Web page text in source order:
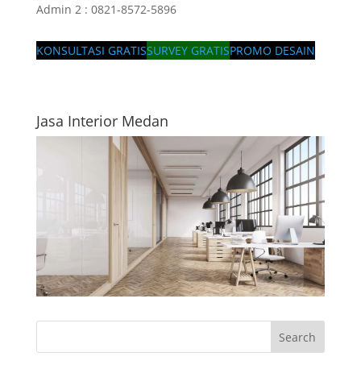
Admin 2 : 0821-8572-5896
KONSULTASI GRATISSURVEY GRATISPROMO DESAIN
Jasa Interior Medan
Search